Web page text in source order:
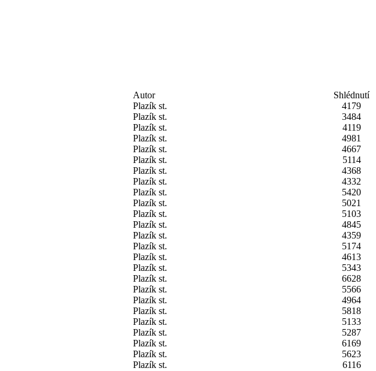
Autor
Shlédnutí
Plazík st.
4179
Plazík st.
3484
Plazík st.
4119
Plazík st.
4981
Plazík st.
4667
Plazík st.
5114
Plazík st.
4368
Plazík st.
4332
Plazík st.
5420
Plazík st.
5021
Plazík st.
5103
Plazík st.
4845
Plazík st.
4359
Plazík st.
5174
Plazík st.
4613
Plazík st.
5343
Plazík st.
6628
Plazík st.
5566
Plazík st.
4964
Plazík st.
5818
Plazík st.
5133
Plazík st.
5287
Plazík st.
6169
Plazík st.
5623
Plazík st.
6116